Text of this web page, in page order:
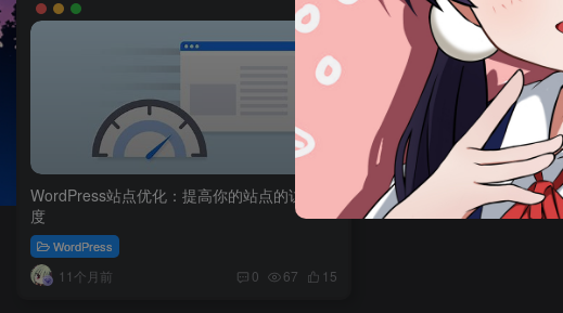
WordPress站点优化：提高你的站点的访问速
度
WordPress
11个月前 0 67 15